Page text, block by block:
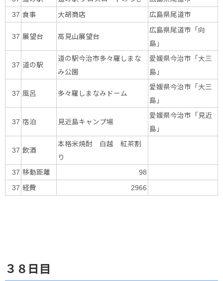
37 食事 大胡商店 広島県尾道市
37 展望台 高見山展望台
広島県尾道市「向
島」
37 道の駅
道の駅今治市多々羅しまな
み公園
愛媛県今治市「大三
島」
37 風呂 多々羅しまなみドーム
愛媛県今治市「大三
島」
37 宿泊 見近島キャンプ場
愛媛県今治市「見近
島」
37 飲酒
本格米焼酎 白越 紅茶割
り
37 移動距離 98
37 経費 2966
３８日目